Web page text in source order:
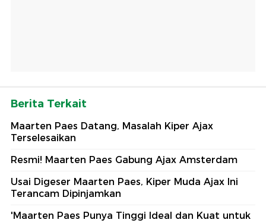
Berita Terkait
Maarten Paes Datang, Masalah Kiper Ajax
Terselesaikan
Resmi! Maarten Paes Gabung Ajax Amsterdam
Usai Digeser Maarten Paes, Kiper Muda Ajax Ini
Terancam Dipinjamkan
'Maarten Paes Punya Tinggi Ideal dan Kuat untuk